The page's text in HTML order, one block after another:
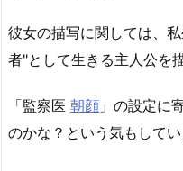
彼女の描写に関しては、
者"として生きる主人公を
「監察医 朝顔 」の設定に
のかな？という気もしてい